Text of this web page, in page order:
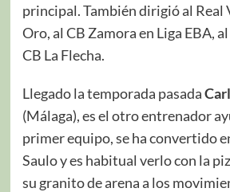
principal. También dirigió al Real
Oro, al CB Zamora en Liga EBA,
CB La Flecha.
Llegado la temporada pasada
(Málaga), es el otro entrenador
primer equipo, se ha convertido
Saulo y es habitual verlo con la
su granito de arena a los